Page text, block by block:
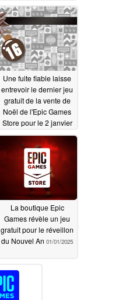
01/14/2025
Une fuite fiable laisse
entrevoir le dernier jeu
gratuit de la vente de
Noël de l'Epic Games
Store pour le 2 janvier
01/03/2025
La boutique Epic
Games révèle un jeu
gratuit pour le réveillon
du Nouvel An 01/01/2025